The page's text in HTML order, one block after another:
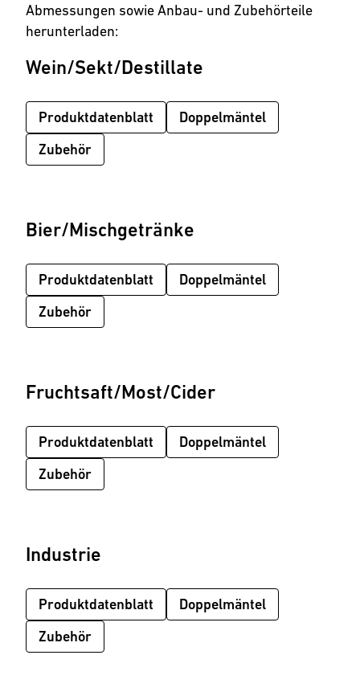
Abmessungen sowie Anbau- und Zubehörteile
herunterladen:
Wein/Sekt/Destillate
Produktdatenblatt
Doppelmäntel
Zubehör
Bier/Mischgetränke
Produktdatenblatt
Doppelmäntel
Zubehör
Fruchtsaft/Most/Cider
Produktdatenblatt
Doppelmäntel
Zubehör
Industrie
Produktdatenblatt
Doppelmäntel
Zubehör